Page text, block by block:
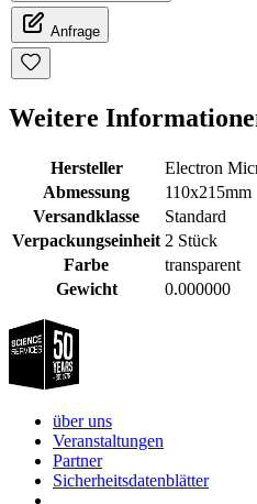
Anfrage
Weitere
Hersteller
Electron
Abmessung
110x215mm
Versandklasse
Standard
Verpackungseinheit 2 Stück
Farbe
transparent
Gewicht
0.000000
über uns
Veranstaltungen
Partner
Sicherheitsdatenblätter